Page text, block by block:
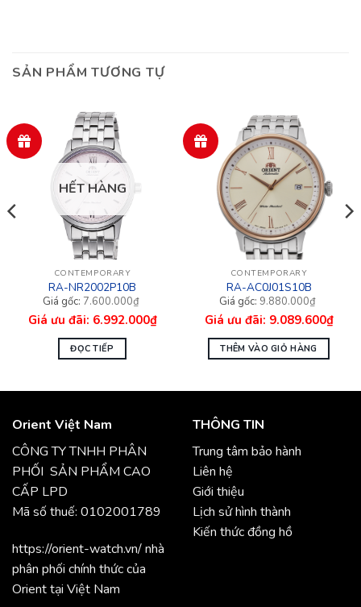
SẢN PHẨM TƯƠNG TỰ
HẾT HÀNG
CONTEMPORARY
RA-NR2002P10B
7.600.000₫
gốc
là: 6.992.000₫
hiện
tại
6.992.000₫.ĐỌC TIẾP
CONTEMPORARY
RA-AC0J01S10B
9.880.000₫
gốc
là: 9.089.600₫
hiện
tại
9.089.600₫.
THÊM VÀO GIỎ HÀNG
Orient Việt Nam
CÔNG TY TNHH PHÂN
PHỐI SẢN PHẨM CAO
CẤP LPD
Mã số thuế: 0102001789
https://orient-watch.vn/ nhà
phân phối chính thức của
Orient tại Việt Nam
THÔNG TIN
Trung tâm bảo hành
Liên hệ
Giới thiệu
Lịch sử hình thành
Kiến thức đồng hồ